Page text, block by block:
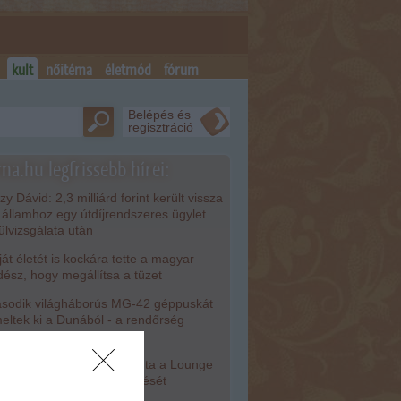
kult nőitéma életmód fórum
Belépés és
regisztráció
legfrissebb hírei:
Dávid: 2,3 milliárd forint került vissza
államhoz egy útdíjrendszeres ügylet
után
életét is kockára tette a magyar
hogy megállítsa a tüzet
világháborús MG-42 géppuskát
ki a Dunából - a rendőrség
felmondta a Lounge
kötött keretszerződését